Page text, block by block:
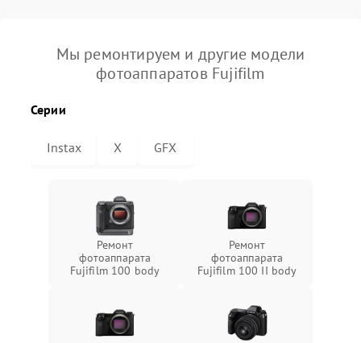
Мы ремонтируем и другие модели
фотоаппаратов Fujifilm
Серии
Instax X GFX
Ремонт
фотоаппарата
Fujifilm 100 body
Ремонт
фотоаппарата
Fujifilm 100 II body